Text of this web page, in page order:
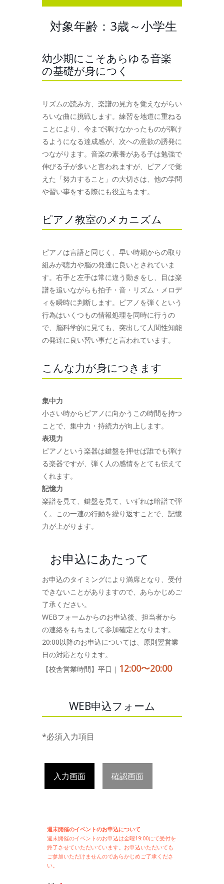
対象年齢：3歳～小学生
幼少期にこそあらゆる音楽
の基礎が身につく
リズムの読み方、楽譜の見方を覚えながらい
ろいな曲に挑戦します。練習を地道に重ねる
ことにより、今まで弾けなかったものが弾け
るようになる達成感が、次への意欲の誘発に
つながります。音楽の素養がある子は勉強で
伸びる子が多いと言われますが、ピアノで覚
えた「努力すること」の大切さは、他の学問
や習い事をする際にも役立ちます。
ピアノ教室のメカニズム
ピアノは言語と同じく、早い時期からの取り
組みが聴力や脳の発達に良いとされていま
す。右手と左手は常に違う動きをし、目は楽
譜を追いながらも拍子・音・リズム・メロデ
ィを瞬時に判断します。ピアノを弾くという
行為はいくつもの情報処理を同時に行うの
で、脳科学的に見ても、突出して人間性知能
の発達に良い習い事だと言われています。
こんな力が身につきます
集中力
小さい時からピアノに向かうこの時間を持つ
ことで、集中力・持続力が向上します。
表現力
ピアノという楽器は鍵盤を押せば誰でも弾け
る楽器ですが、弾く人の感情をとても伝えて
くれます。
記憶力
楽譜を見て、鍵盤を見て、いずれは暗譜で弾
く。この一連の行動を繰り返すことで、記憶
力が上がります。
お申込にあたって
お申込のタイミングにより満席となり、受付
できないことがありますので、あらかじめご
了承ください。
WEBフォームからのお申込後、担当者から
の連絡をもちまして参加確定となります。
20:00以降のお申込については、原則翌営業
日の対応となります。
【校舎営業時間】平日｜ 12:00〜20:00
WEB申込フォーム
*必須入力項目
入力画面 確認画面
週末開催のイベントのお申込について
週末開催のイベントのお申込は金曜19:00にて受付を
終了させていただいています。お申込いただいても
ご参加いただけませんのであらかじめご了承くださ
い。